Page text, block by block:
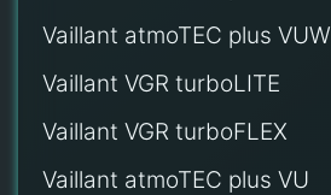
Vaillant atmoTEC plus VUW
Vaillant VGR turboLITE
Vaillant VGR turboFLEX
Vaillant atmoTEC plus VU